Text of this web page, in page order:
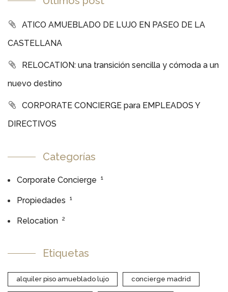
ATICO AMUEBLADO DE LUJO EN PASEO DE LA
CASTELLANA
RELOCATION: una transición sencilla y cómoda a un
nuevo destino
CORPORATE CONCIERGE para EMPLEADOS Y
DIRECTIVOS
Categorías
Corporate Concierge 1
Propiedades 1
Relocation 2
Etiquetas
alquiler piso amueblado lujo concierge madrid